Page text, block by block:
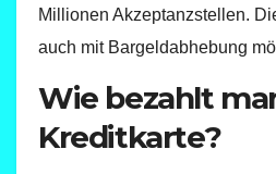
Millionen Akzeptanzstellen.
auch mit Bargeldabhebung
Wie bezahlt
Kreditkarte?